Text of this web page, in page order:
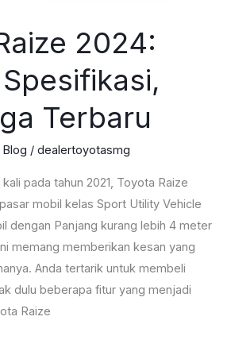
2024:
Terbaru
Blog / dealertoyotasmg
pada tahun 2021, Toyota Raize
mobil kelas Sport Utility Vehicle
dengan Panjang kurang lebih 4 meter
memang memberikan kesan yang
Anda tertarik untuk membeli
dulu beberapa fitur yang menjadi
Raize